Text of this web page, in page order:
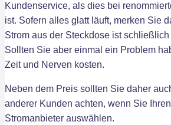
Kundenservice, als dies bei
ist. Sofern alles glatt läuft, merken Sie
Strom aus der Steckdose ist
Sollten Sie aber einmal ein Problem
Zeit und Nerven kosten.
Neben dem Preis sollten Sie daher
anderer Kunden achten, wenn Sie
Stromanbieter auswählen.